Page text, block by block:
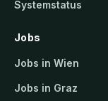
Systemstatus
Jobs
Jobs in Wien
Jobs in Graz